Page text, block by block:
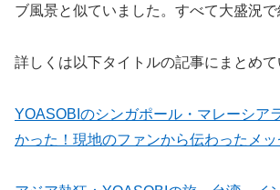
ブ風景と似ていました。すべて大盛況で
詳しくは以下タイトルの記事にまとめて
YOASOBIのシンガポール・マレーシア
かった！現地のファンから伝わったメッ